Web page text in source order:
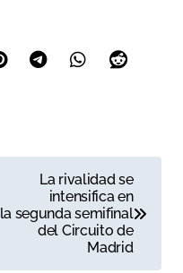
La rivalidad se
intensifica en
la segunda semifinal
del Circuito de
Madrid